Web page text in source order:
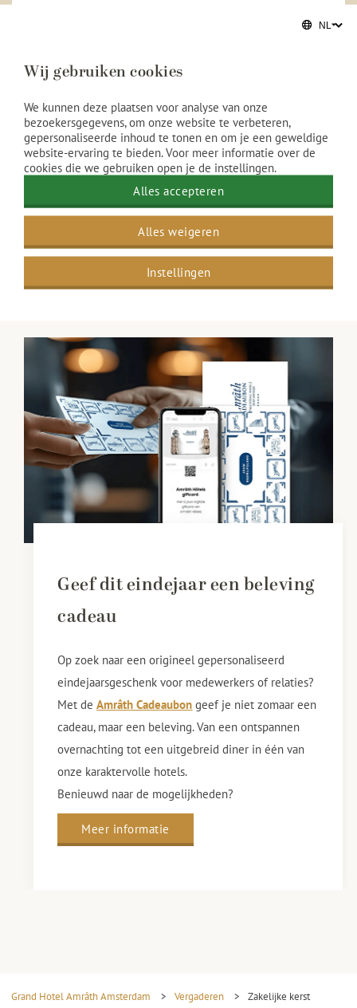
een luxe High Tea met hartige delicatessen, verfijnde
zoetigheden en een uitgebreide selectie premium
de feestdagen.
Meer informatie
Geef dit eindejaar een beleving
cadeau
Op zoek naar een origineel gepersonaliseerd
eindejaarsgeschenk voor medewerkers of relaties?
Met deAmrâth Cadeaubon geef je niet zomaar een
cadeau, maar een beleving. Van een ontspannen
overnachting tot een uitgebreid diner in één van
onze karaktervolle hotels.
Benieuwd naar de mogelijkheden?
Meer informatie
Grand Hotel Amrâth Amsterdam > Vergaderen > Zakelijke kerst
Wij gebruiken cookies
We kunnen deze plaatsen voor analyse van onze
bezoekersgegevens, om onze website te verbeteren,
gepersonaliseerde inhoud te tonen en om je een geweldige
website-ervaring te bieden. Voor meer informatie over de
cookies die we gebruiken open je de instellingen.
Alles accepteren
Alles weigeren
Instellingen